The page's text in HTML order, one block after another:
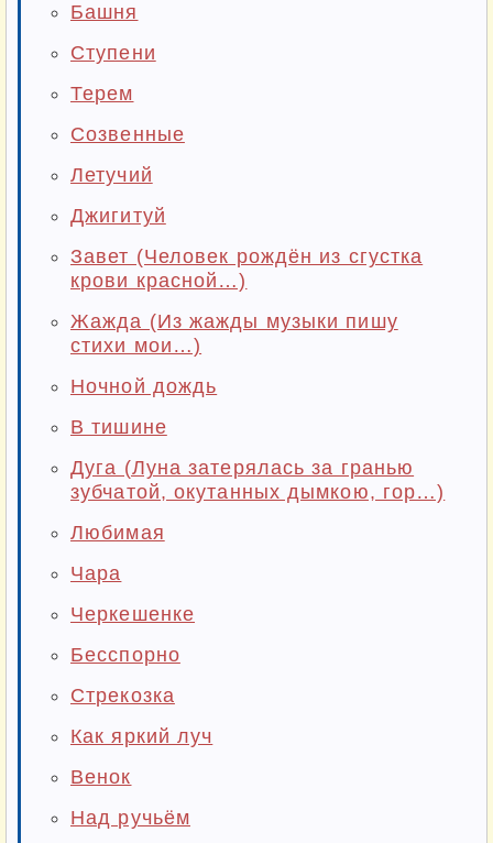
Башня
Ступени
Терем
Созвенные
Летучий
Джигитуй
Завет (Человек рождён из сгустка
крови красной…)
Жажда (Из жажды музыки пишу
стихи мои…)
Ночной дождь
В тишине
Дуга (Луна затерялась за гранью
зубчатой, окутанных дымкою, гор…)
Любимая
Чара
Черкешенке
Бесспорно
Стрекозка
Как яркий луч
Венок
Над ручьём